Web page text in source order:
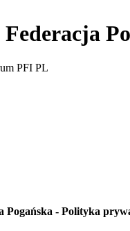
PFI PL
Pogańska - Polityka